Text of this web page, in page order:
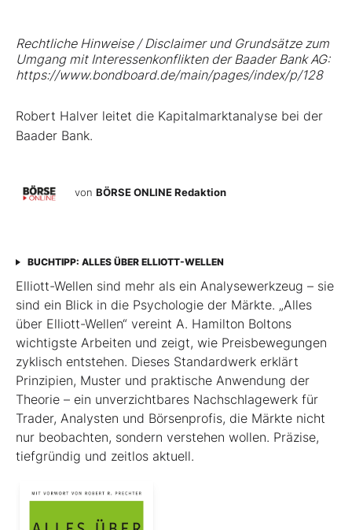
Rechtliche Hinweise / Disclaimer und Grundsätze zum
Umgang mit Interessenkonflikten der Baader Bank AG:
https://www.bondboard.de/main/pages/index/p/128
Robert Halver leitet die Kapitalmarktanalyse bei der
Baader Bank.
von BÖRSE ONLINE Redaktion
BUCHTIPP: ALLES ÜBER ELLIOTT-WELLEN
Elliott-Wellen sind mehr als ein Analysewerkzeug – sie
sind ein Blick in die Psychologie der Märkte. „Alles
über Elliott-Wellen“ vereint A. Hamilton Boltons
wichtigste Arbeiten und zeigt, wie Preisbewegungen
zyklisch entstehen. Dieses Standardwerk erklärt
Prinzipien, Muster und praktische Anwendung der
Theorie – ein unverzichtbares Nachschlagewerk für
Trader, Analysten und Börsenprofis, die Märkte nicht
nur beobachten, sondern verstehen wollen. Präzise,
tiefgründig und zeitlos aktuell.